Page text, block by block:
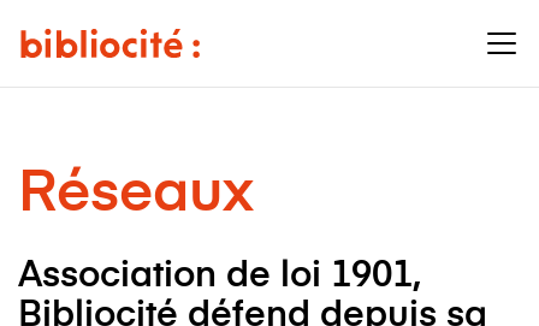
Réseaux
Association de loi 1901,
Bibliocité défend depuis sa